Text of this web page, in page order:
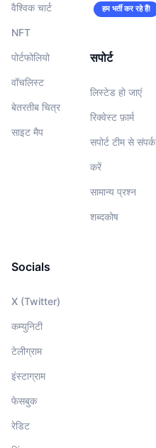
वैश्विक चार्ट
NFT
पोर्टफोलियो
वॉचलिस्‍ट
बेतरतीब चित्र
साइट मैप
हम भर्ती कर रहे हैं!
सपोर्ट
लिस्टेड हो जाएं
रिक्वेस्ट फ़ार्म
सपोर्ट टीम से संपर्क
करें
सामान्य प्रश्न
शब्दकोष
Socials
X (Twitter)
कम्युनिटी
टेलीग्राम
इंस्टाग्राम
फेसबुक
रेडिट